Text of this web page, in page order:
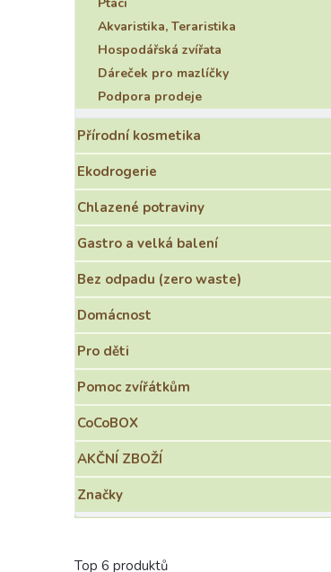
Akvaristika, Teraristika
Hospodářská zvířata
Dáreček pro mazlíčky
Podpora prodeje
Přírodní kosmetika
Ekodrogerie
Chlazené potraviny
Gastro a velká balení
Bez odpadu (zero waste)
Domácnost
Pro děti
Pomoc zvířátkům
CoCoBOX
AKČNÍ ZBOŽÍ
Značky
Top 6 produktů